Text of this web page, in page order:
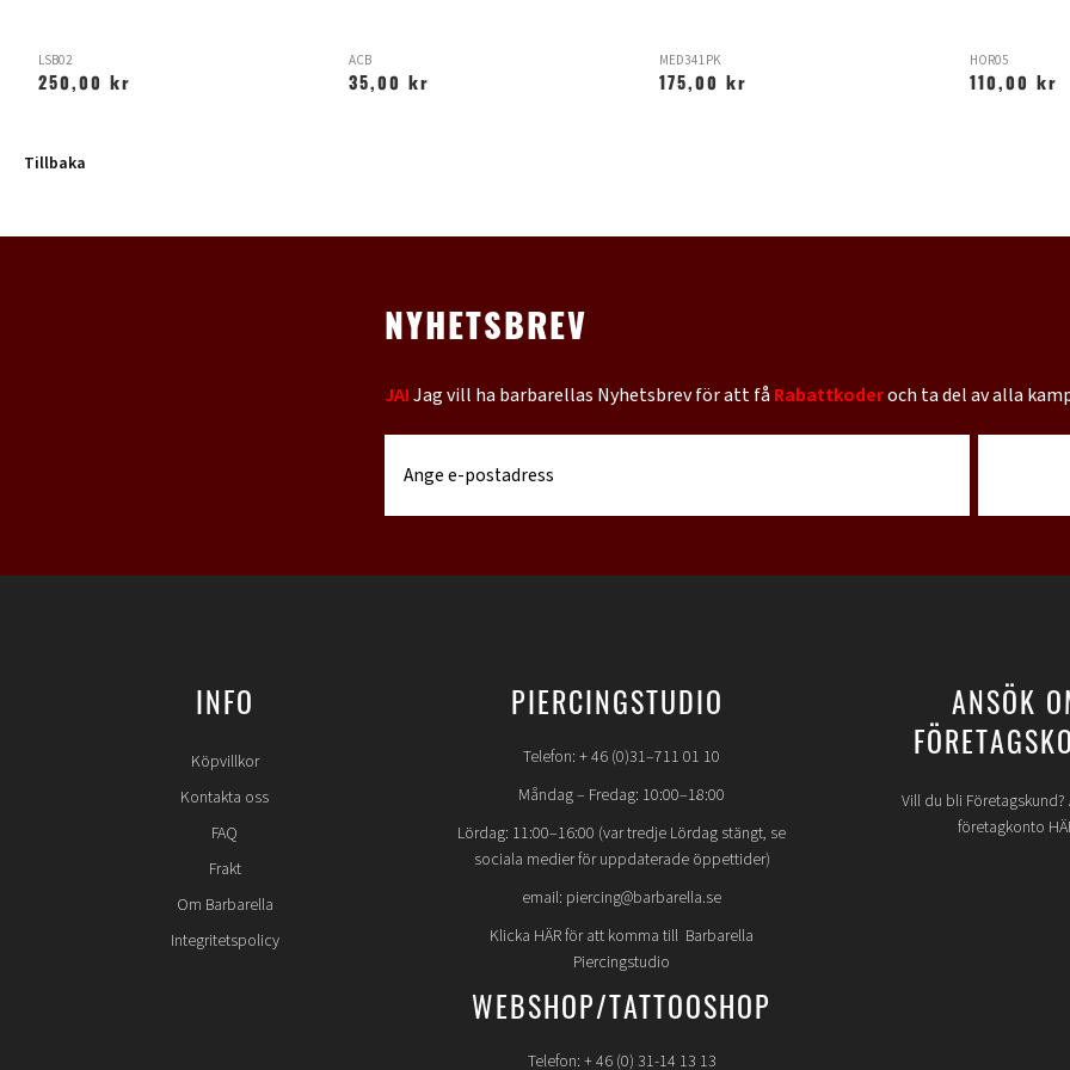
LSB02
250,00 kr
ACB
35,00 kr
MED341PK
175,00 kr
HOR05
110,00 kr
Tillbaka
NYHETSBREV
JA!Jag vill ha barbarellas Nyhetsbrev för att fåRabattkoderoch ta del av alla
INFO
Köpvillkor
Kontakta oss
FAQ
Frakt
Om Barbarella
Integritetspolicy
PIERCINGSTUDIO
Telefon: + 46 (0)31–711 01 10
Måndag – Fredag: 10:00–18:00
Lördag: 11:00–16:00 (var tredje Lördag stängt, se
sociala medier för uppdaterade öppettider)
email: piercing@barbarella.se
Klicka HÄR för att komma till Barbarella
Piercingstudio
WEBSHOP/TATTOOSHOP
Telefon: + 46 (0) 31-14 13 13
ANSÖK
Vill du bli Företagskund?
företagkonto